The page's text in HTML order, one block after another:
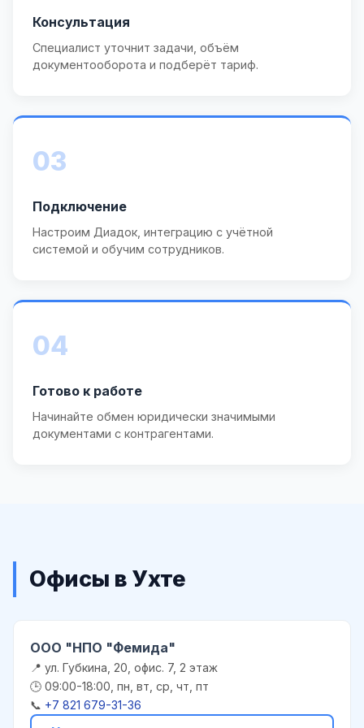
Консультация
Специалист уточнит задачи, объём
документооборота и подберёт тариф.
03
Подключение
Настроим Диадок, интеграцию с учётной
системой и обучим сотрудников.
04
Готово к работе
Начинайте обмен юридически значимыми
документами с контрагентами.
Офисы в Ухте
ООО "НПО "Фемида"
📍 ул. Губкина, 20, офис. 7, 2 этаж
🕒 09:00-18:00, пн, вт, ср, чт, пт
📞 +7 821 679-31-36